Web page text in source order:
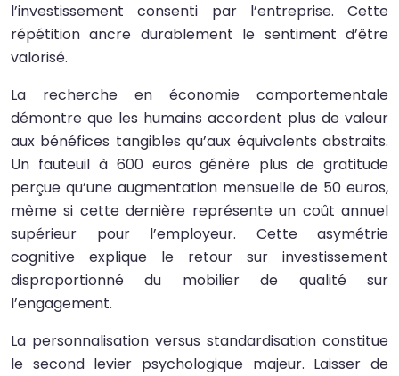
l’investissement consenti par l’entreprise. Cette
répétition ancre durablement le sentiment d’être
valorisé.
La recherche en économie comportementale
démontre que les humains accordent plus de valeur
aux bénéfices tangibles qu’aux équivalents abstraits.
Un fauteuil à 600 euros génère plus de gratitude
perçue qu’une augmentation mensuelle de 50 euros,
même si cette dernière représente un coût annuel
supérieur pour l’employeur. Cette asymétrie
cognitive explique le retour sur investissement
disproportionné du mobilier de qualité sur
l’engagement.
La personnalisation versus standardisation constitue
le second levier psychologique majeur. Laisser de